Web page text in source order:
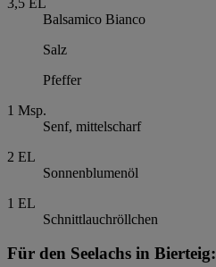
Balsamico Bianco
Salz
Pfeffer
1 Msp.
Senf, mittelscharf
2 EL
Sonnenblumenöl
1 EL
Schnittlauchröllchen
Für den Seelachs in Bierteig: